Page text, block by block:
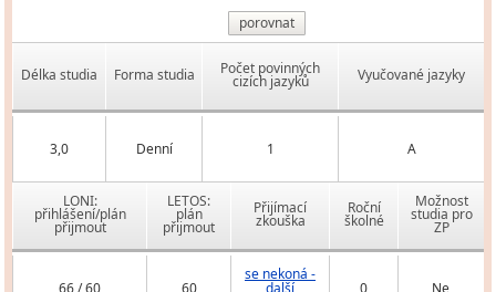
porovnat
Délka studia Forma studia Počet povinných
cizích jazyků Vyučované jazyky
3,0 Denní 1 A
LONI:
přihlášení/plán
přijmout
LETOS:
plán
přijmout
Přijímací
zkouška
Roční
školné
Možnost
studia pro
ZP
se nekoná -